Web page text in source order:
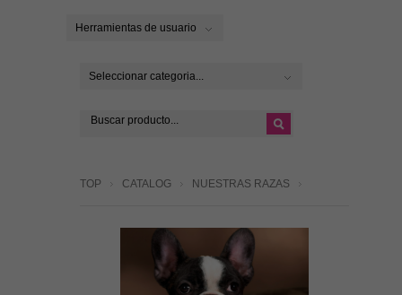
Herramientas de usuario
Seleccionar categoria...
TOP CATALOG NUESTRAS RAZAS